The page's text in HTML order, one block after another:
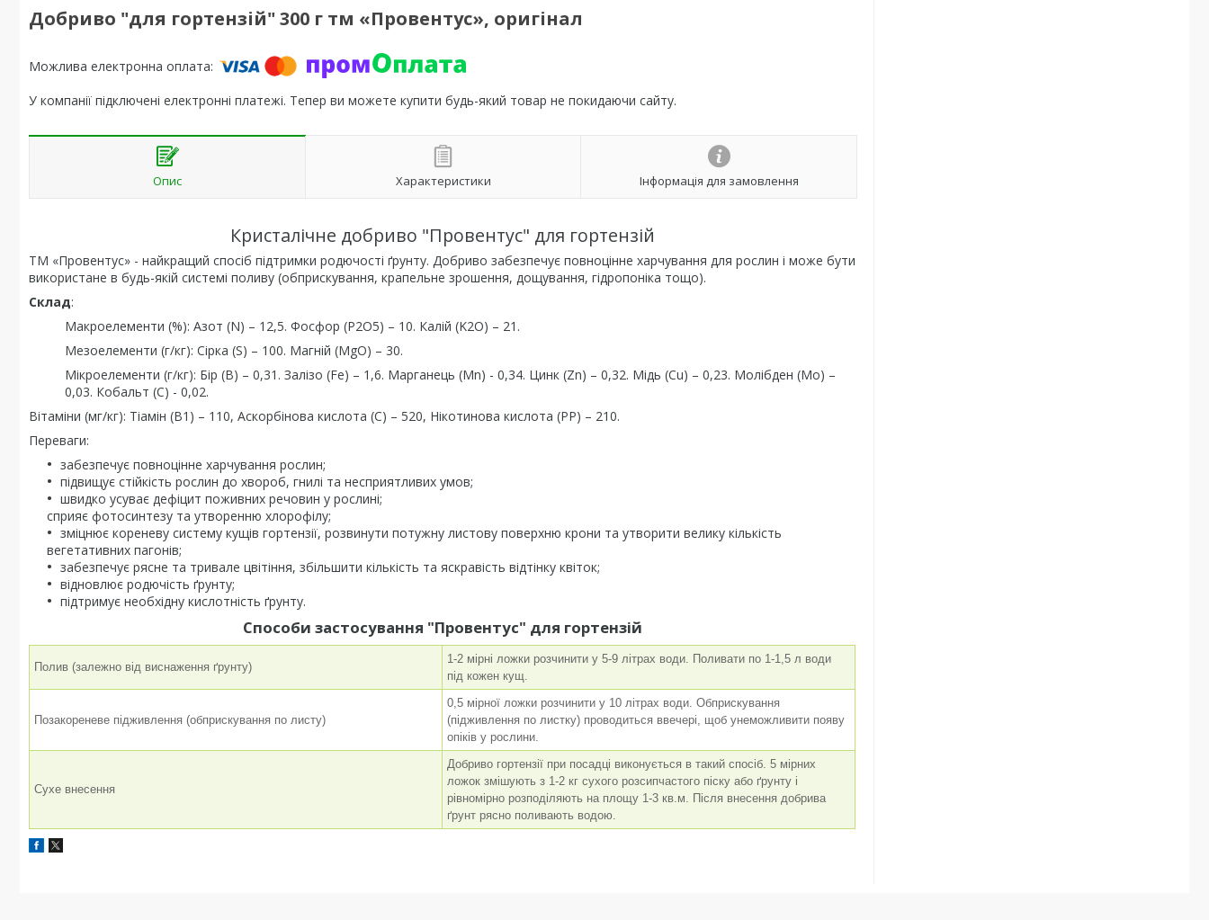
Добриво "для гортензій" 300 г тм «Провентус», оригінал
У компанії підключені електронні платежі. Тепер ви можете купити будь-який товар не покидаючи сайту.
Опис Характеристики Інформація для замовлення
Кристалічне добриво "Провентус" для гортензій
ТМ «Провентус» - найкращий спосіб підтримки родючості ґрунту. Добриво забезпечує повноцінне харчування для рослин і може бути
використане в будь-якій системі поливу (обприскування, крапельне зрошення, дощування, гідропоніка тощо).
Склад:
Макроелементи (%): Азот (N) – 12,5. Фосфор (P2О5) – 10. Калій (K2О) – 21.
Мезоелементи (г/кг): Сірка (S) – 100. Магній (MgO) – 30.
Мікроелементи (г/кг): Бір (В) – 0,31. Залізо (Fe) – 1,6. Марганець (Мn) - 0,34. Цинк (Zn) – 0,32. Мідь (Cu) – 0,23. Молібден (Мо) –
0,03. Кобальт (С) - 0,02.
Вітаміни (мг/кг): Тіамін (В1) – 110, Аскорбінова кислота (С) – 520, Нікотинова кислота (РР) – 210.
Переваги:
забезпечує повноцінне харчування рослин;
підвищує стійкість рослин до хвороб, гнилі та несприятливих умов;
швидко усуває дефіцит поживних речовин у рослині;
сприяє фотосинтезу та утворенню хлорофілу;
зміцнює кореневу систему кущів гортензії, розвинути потужну листову поверхню крони та утворити велику кількість
вегетативних пагонів;
забезпечує рясне та тривале цвітіння, збільшити кількість та яскравість відтінку квіток;
відновлює родючість ґрунту;
підтримує необхідну кислотність ґрунту.
Способи застосування "Провентус" для гортензій
Полив (залежно від виснаження ґрунту)
1-2 мірні ложки розчинити у 5-9 літрах води. Поливати по 1-1,5 л води
під кожен кущ.
Позакореневе підживлення (обприскування по листу)
0,5 мірної ложки розчинити у 10 літрах води. Обприскування
(підживлення по листку) проводиться ввечері, щоб унеможливити появу
опіків у рослини.
Сухе внесення
Добриво гортензії при посадці виконується в такий спосіб. 5 мірних
ложок змішують з 1-2 кг сухого розсипчастого піску або ґрунту і
рівномірно розподіляють на площу 1-3 кв.м. Після внесення добрива
ґрунт рясно поливають водою.